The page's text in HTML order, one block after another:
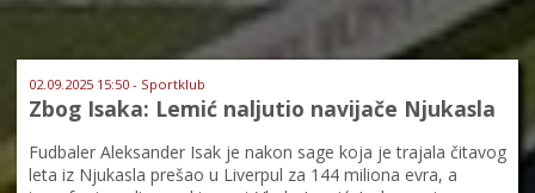
02.09.2025 15:50 - Sportklub
Zbog Isaka: Lemić naljutio navijače Njukasla
Fudbaler Aleksander Isak je nakon sage koja je trajala čitavog
leta iz Njukasla prešao u Liverpul za 144 miliona evra, a